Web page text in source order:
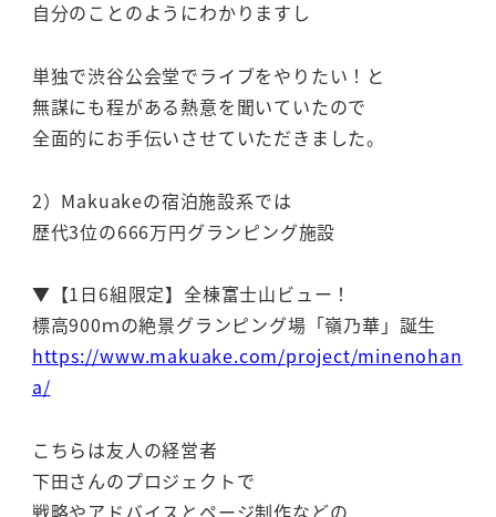
自分のことのようにわかりますし
単独で渋谷公会堂でライブをやりたい！と
無謀にも程がある熱意を聞いていたので
全面的にお手伝いさせていただきました。
2）Makuakeの宿泊施設系では
歴代3位の666万円グランピング施設
▼【1日6組限定】全棟富士山ビュー！
標高900ｍの絶景グランピング場「嶺乃華」誕生
https://www.makuake.com/project/minenohan
a/
こちらは友人の経営者
下田さんのプロジェクトで
戦略やアドバイスとページ制作などの